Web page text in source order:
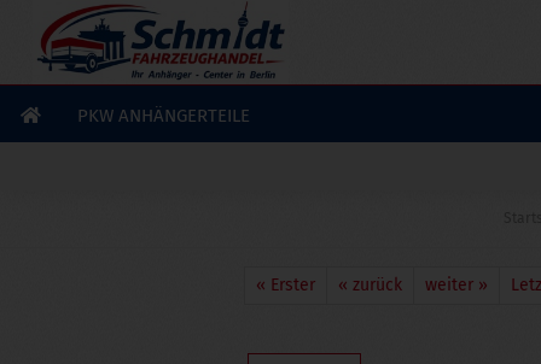
PKW ANHÄNGERTEILE
« Erster « zurück weiter »
GERADE GEKAUFT
J. R.aus Großhabersdorfhat